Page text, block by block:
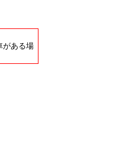
がある場